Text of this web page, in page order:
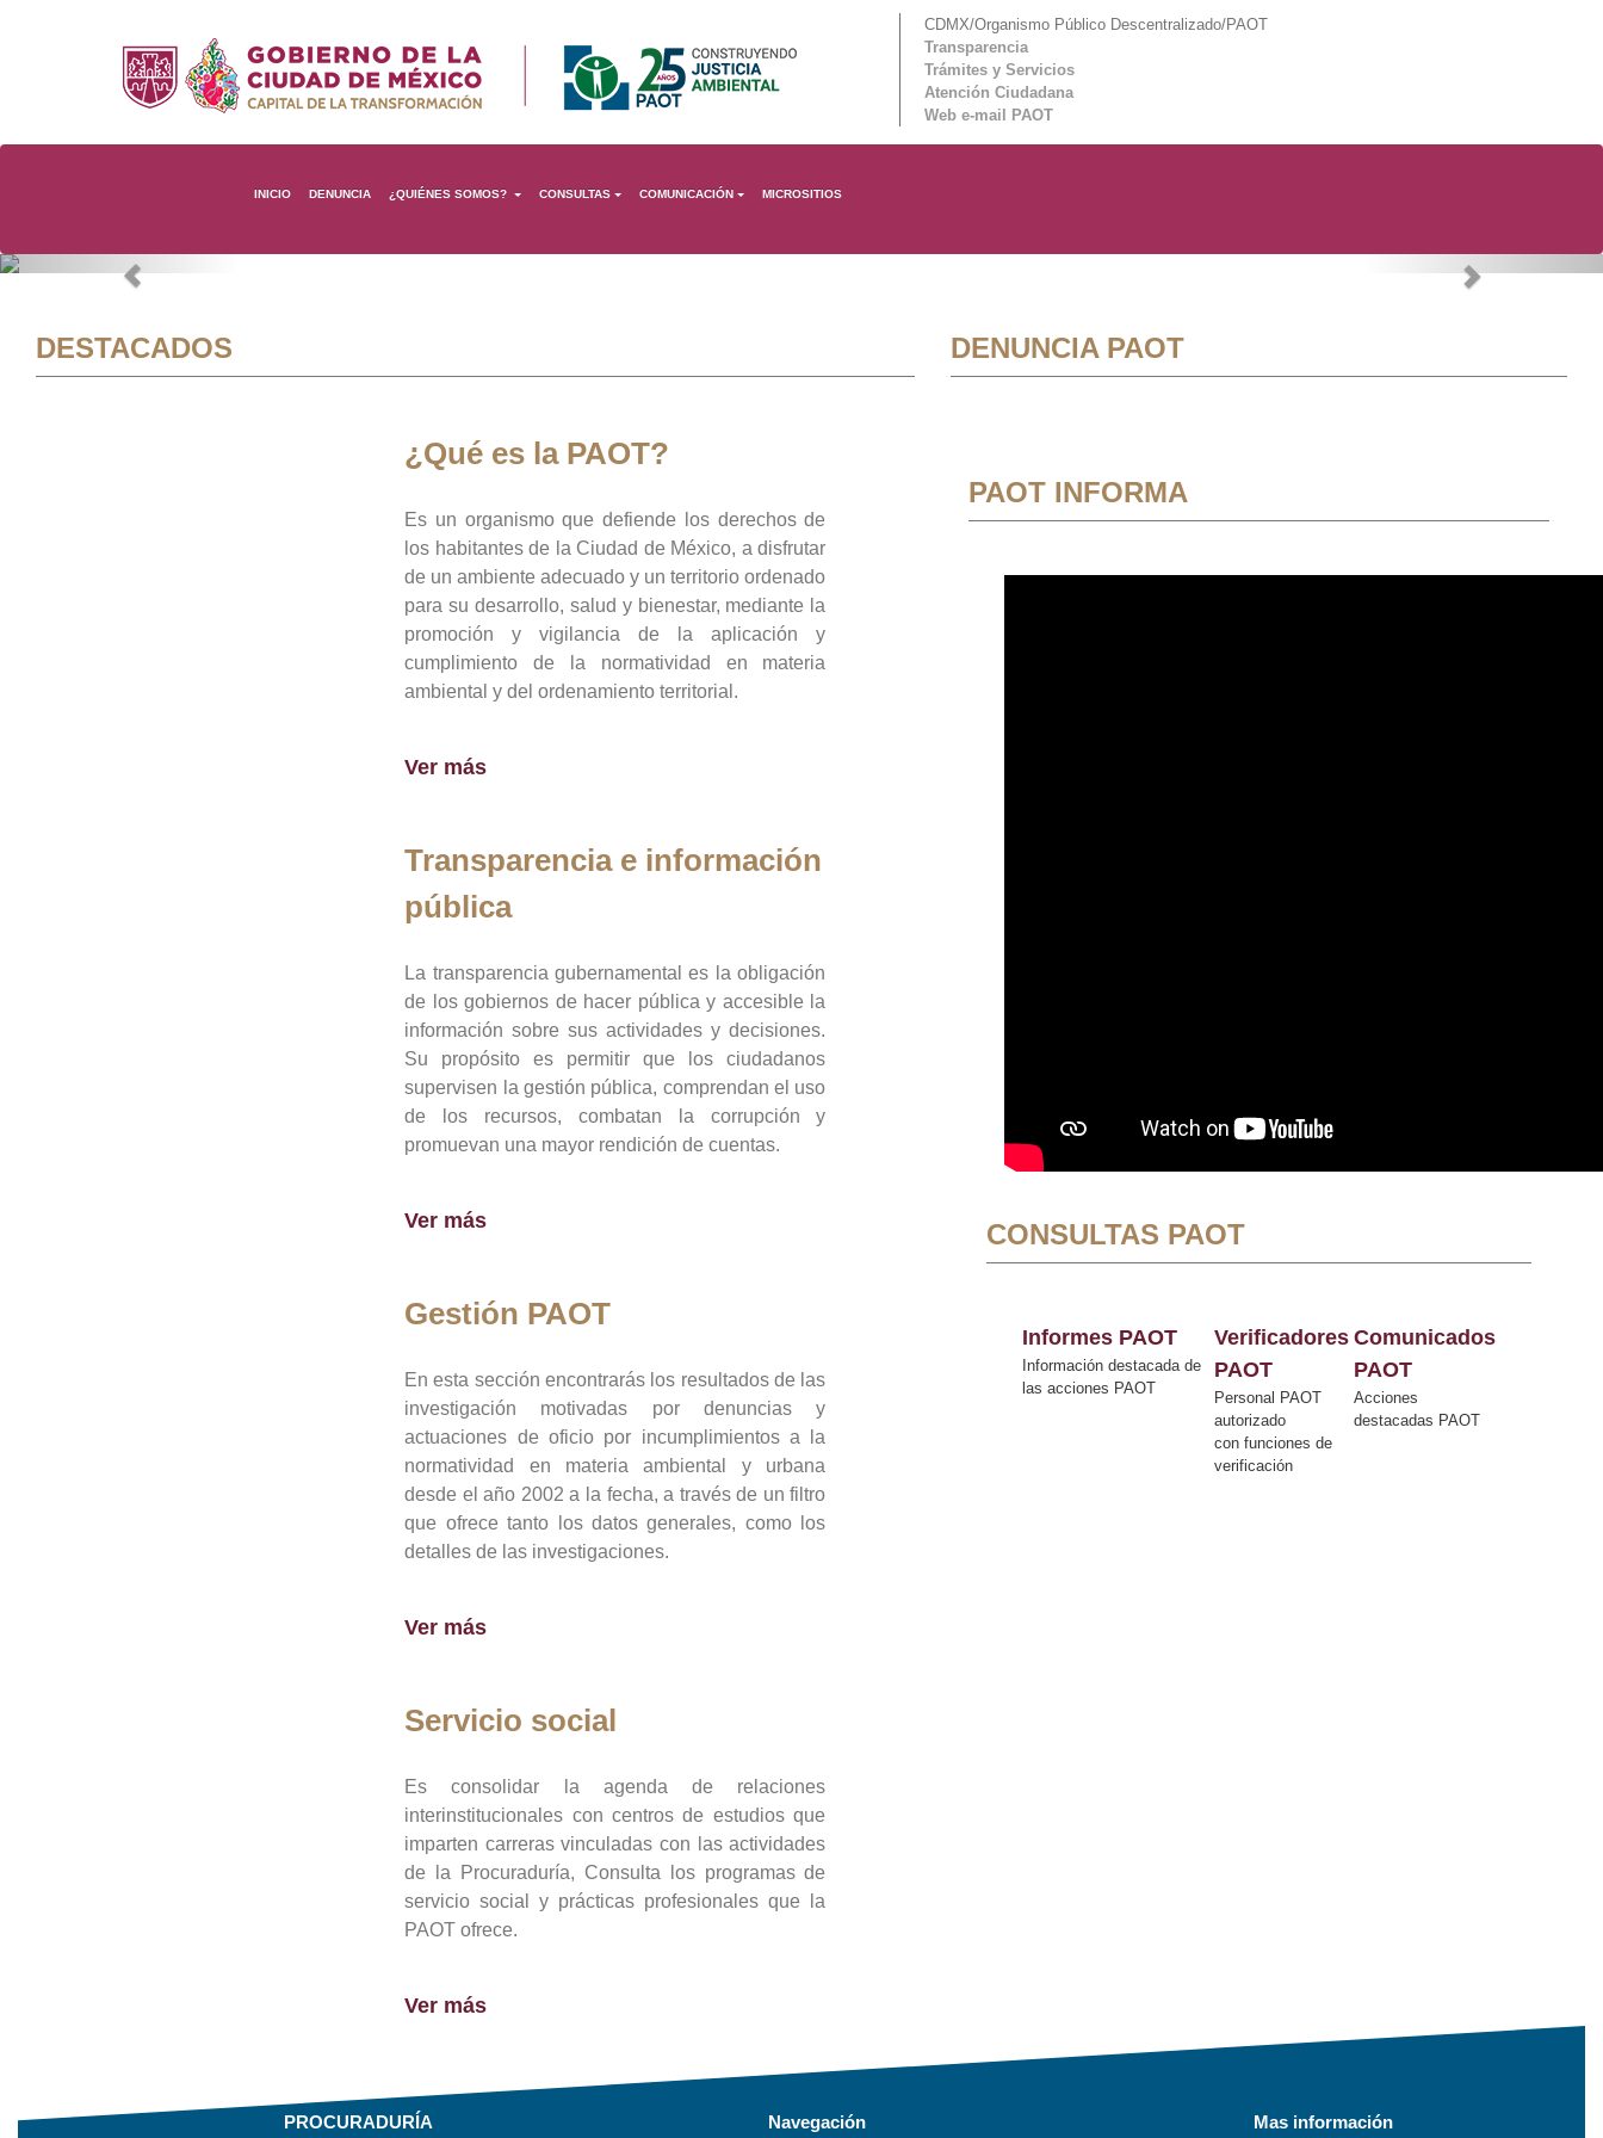
CDMX/Organismo Público Descentralizado/PAOT
Transparencia
Trámites y Servicios
Atención Ciudadana
Web e-mail PAOT
INICIO DENUNCIA ¿QUIÉNES SOMOS? CONSULTAS COMUNICACIÓN MICROSITIOS
Previous Next
DESTACADOS
¿Qué es la PAOT?
Es un organismo que defiende los derechos de
los habitantes de la Ciudad de México, a disfrutar
de un ambiente adecuado y un territorio ordenado
para su desarrollo, salud y bienestar, mediante la
promoción y vigilancia de la aplicación y
cumplimiento de la normatividad en materia
ambiental y del ordenamiento territorial.
Ver más
Transparencia e información
pública
La transparencia gubernamental es la obligación
de los gobiernos de hacer pública y accesible la
información sobre sus actividades y decisiones.
Su propósito es permitir que los ciudadanos
supervisen la gestión pública, comprendan el uso
de los recursos, combatan la corrupción y
promuevan una mayor rendición de cuentas.
Ver más
Gestión PAOT
En esta sección encontrarás los resultados de las
investigación motivadas por denuncias y
actuaciones de oficio por incumplimientos a la
normatividad en materia ambiental y urbana
desde el año 2002 a la fecha, a través de un filtro
que ofrece tanto los datos generales, como los
detalles de las investigaciones.
Ver más
Servicio social
Es consolidar la agenda de relaciones
interinstitucionales con centros de estudios que
imparten carreras vinculadas con las actividades
de la Procuraduría, Consulta los programas de
servicio social y prácticas profesionales que la
PAOT ofrece.
Ver más
DENUNCIA PAOT
PAOT INFORMA
CONSULTAS PAOT
Informes PAOT
Información destacada de
las acciones PAOT
Verificadores
PAOT
Personal PAOT
autorizado
con funciones de
verificación
Comunicados
PAOT
Acciones
destacadas PAOT
PROCURADURÍA Navegación Mas información